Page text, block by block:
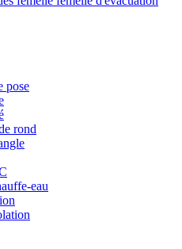
pose
rond
eau